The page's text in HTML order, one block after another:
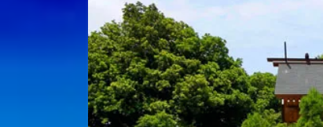
企業家
文化・芸術活動
社会貢献 社会貢献